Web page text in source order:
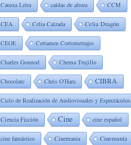
Catuxa Leira caídas de altura CCM
CEA Celia Calzada Celia Dragón
CEOE Certamen Cortometrajes
Charles Gounod Chema Trujillo
Chocolate Chris O'Hara CIBRA
Ciclo de Realización de Audiovisuales y Espectáculos
Ciencia Ficción Cine cine español
cine fantástico Cinemania Cinemanía